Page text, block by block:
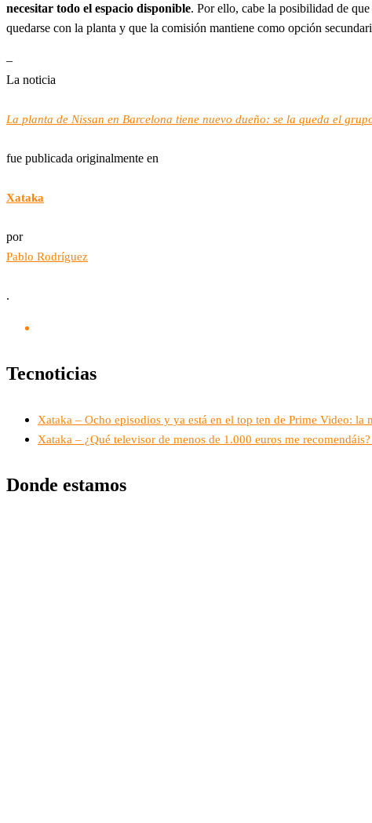
necesitar todo el espacio disponible. Por ello, cabe la posibilidad de
quedarse con la planta y que la comisión mantiene como opción
–
La noticia
La planta de Nissan en Barcelona tiene nuevo dueño: se la queda el
fue publicada originalmente en
Xataka
por
Pablo Rodríguez
.
Tecnoticias
Xataka – Ocho episodios y ya está en el top ten de Prime Video:
Xataka – ¿Qué televisor de menos de 1.000 euros me
Donde estamos